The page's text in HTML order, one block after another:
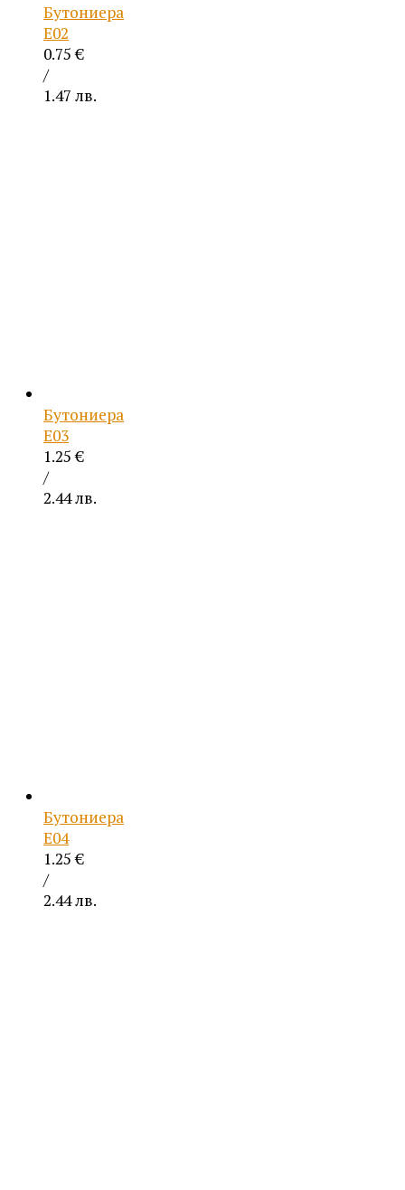
Бутониера
Е02
0.75€
/
1.47 лв.
Бутониера
Е03
1.25€
/
2.44 лв.
Бутониера
Е04
1.25€
/
2.44 лв.